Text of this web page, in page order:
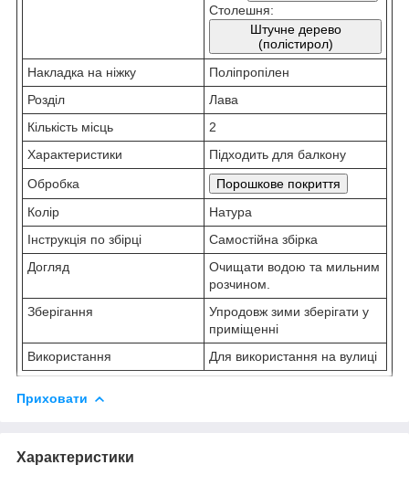
Столешня:
Штучне дерево
(полістирол)
Накладка на ніжку
Поліпропілен
Розділ
Лава
Кількість місць
2
Характеристики
Підходить для балкону
Обробка
Порошкове покриття
Колір
Натура
Інструкція по збірці
Самостійна збірка
Догляд
Очищати водою та мильним
розчином.
Зберігання
Упродовж зими зберігати у
приміщенні
Використання
Для використання на вулиці
Приховати
Характеристики